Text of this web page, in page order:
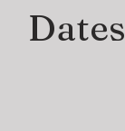
Dates